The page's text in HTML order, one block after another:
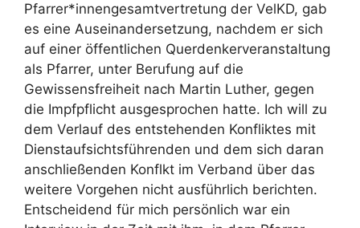
Pfarrer*innengesamtvertretung der VelKD, gab
es eine Auseinandersetzung, nachdem er sich
auf einer öffentlichen Querdenkerveranstaltung
als Pfarrer, unter Berufung auf die
Gewissensfreiheit nach Martin Luther, gegen
die Impfpflicht ausgesprochen hatte. Ich will zu
dem Verlauf des entstehenden Konfliktes mit
Dienstaufsichtsführenden und dem sich daran
anschließenden Konflkt im Verband über das
weitere Vorgehen nicht ausführlich berichten.
Entscheidend für mich persönlich war ein